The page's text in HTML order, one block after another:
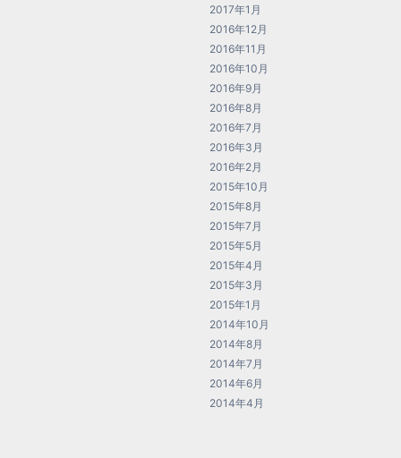
2017年1月
2016年12月
2016年11月
2016年10月
2016年9月
2016年8月
2016年7月
2016年3月
2016年2月
2015年10月
2015年8月
2015年7月
2015年5月
2015年4月
2015年3月
2015年1月
2014年10月
2014年8月
2014年7月
2014年6月
2014年4月